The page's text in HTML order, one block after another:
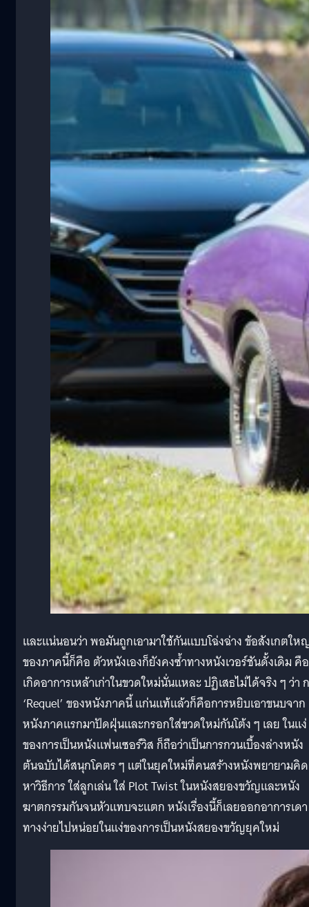
และแน่นอนว่า พอมันถูกเอามาใช้กันแบบโฉ่งฉ่าง ข้อสังเกตให
ของภาคนี้ก็คือ ตัวหนังเองก็ยังคงซ้ำทางหนังเวอร์ชันดั้งเดิม คือ
เกิดอาการเหล้าเก่าในขวดใหม่นั่นแหละ ปฏิเสธไม่ได้จริง ๆ ว่า
‘Requel’ ของหนังภาคนี้ แก่นแท้แล้วก็คือการหยิบเอาขนบจาก
หนังภาคแรกมาปัดฝุ่นและกรอกใส่ขวดใหม่กันโต้ง ๆ เลย ในแง่
ของการเป็นหนังแฟนเซอร์วิส ก็ถือว่าเป็นการกวนเบื้องล่างหนัง
ต้นฉบับได้สนุกโคตร ๆ แต่ในยุคใหม่ที่คนสร้างหนังพยายามคิด
หาวิธีการ ใส่ลูกเล่น ใส่ Plot Twist ในหนังสยองขวัญและหนัง
ฆาตกรรมกันจนหัวแทบจะแตก หนังเรื่องนี้ก็เลยออกอาการเดา
ทางง่ายไปหน่อยในแง่ของการเป็นหนังสยองขวัญยุคใหม่